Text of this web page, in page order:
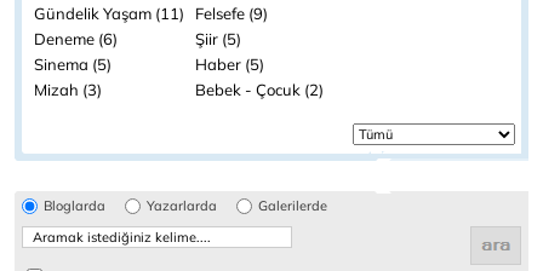
Gündelik Yaşam (11)
Felsefe (9)
Deneme (6)
Şiir (5)
Sinema (5)
Haber (5)
Mizah (3)
Bebek - Çocuk (2)
Bloglarda Yazarlarda Galerilerde